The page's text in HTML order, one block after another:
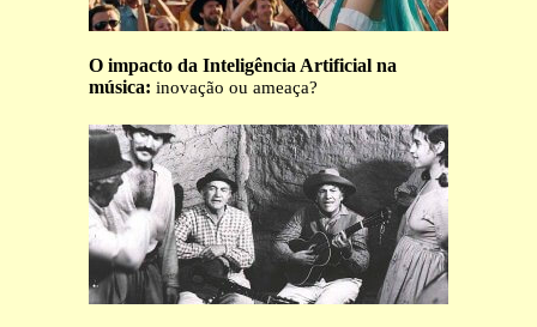
O impacto da Inteligência Artificial na
música: inovação ou ameaça?